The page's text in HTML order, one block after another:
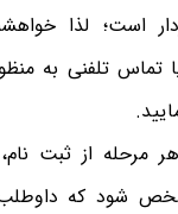
است؛ لذا
تماس تلفنی به
مرحله از ثبت
شود که داوطلب